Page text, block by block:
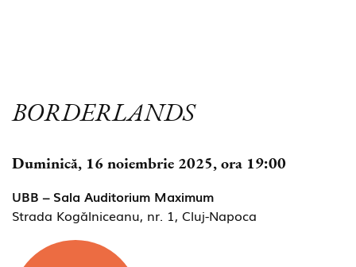
BORDERLANDS
Duminică, 16 noiembrie 2025, ora 19:00
UBB – Sala Auditorium Maximum
Strada Kogălniceanu, nr. 1, Cluj-Napoca